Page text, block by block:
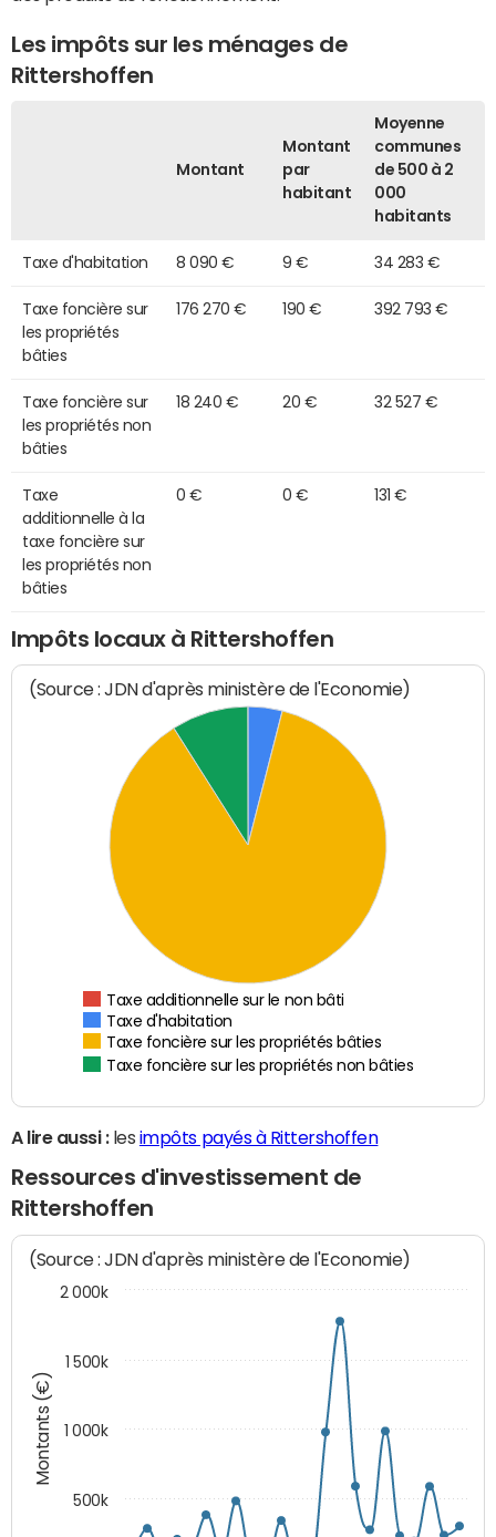
Les impôts sur les ménages de
Rittershoffen
Montant
Montant
par
habitant
Moyenne
communes
de 500 à 2
000
habitants
Taxe d'habitation 8 090 € 9 € 34 283 €
Taxe foncière sur
les propriétés
bâties
176 270 € 190 € 392 793 €
Taxe foncière sur
les propriétés non
bâties
18 240 € 20 € 32 527 €
Taxe
additionnelle à la
taxe foncière sur
les propriétés non
bâties
0 € 0 € 131 €
Impôts locaux à Rittershoffen
(Source : JDN d'après ministère de l'Economie)
Taxe additionnelle sur le non bâti
Taxe d'habitation
Taxe foncière sur les propriétés bâties
Taxe foncière sur les propriétés non bâties
A lire aussi :les impôts payés à Rittershoffen
Ressources d'investissement de
Rittershoffen
Montants (€)
(Source : JDN d'après ministère de l'Economie)
500k
1 000k
1 500k
2 000k